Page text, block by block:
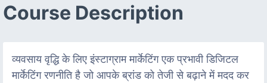
Course Description
व्यवसाय वृद्धि के लिए इंस्टाग्राम मार्केटिंग एक प्रभावी डिजिटल
मार्केटिंग रणनीति है जो आपके ब्रांड को तेजी से बढ़ाने में मदद कर